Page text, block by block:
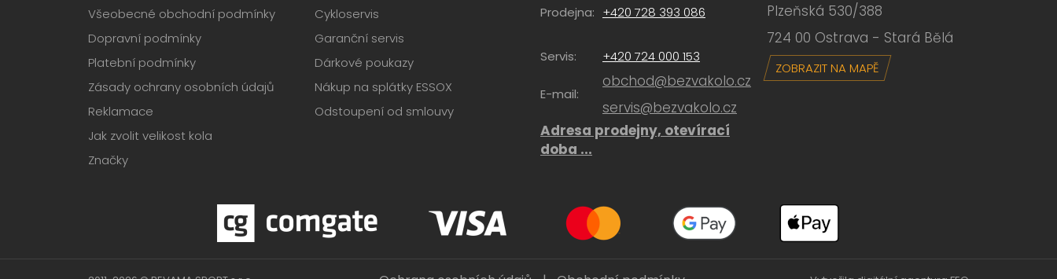
Všeobecné obchodní podmínky
Dopravní podmínky
Platební podmínky
Zásady ochrany osobních údajů
Reklamace
Jak zvolit velikost kola
Značky
Cykloservis
Garanční servis
Dárkové poukazy
Nákup na splátky ESSOX
Odstoupení od smlouvy
Prodejna: +420 728 393 086
Servis: +420 724 000 153
E-mail:
obchod@bezvakolo.cz
servis@bezvakolo.cz
Adresa prodejny, otevírací
doba ...
Plzeňská 530/388
724 00 Ostrava - Stará Bělá
ZOBRAZIT NA MAPĚ